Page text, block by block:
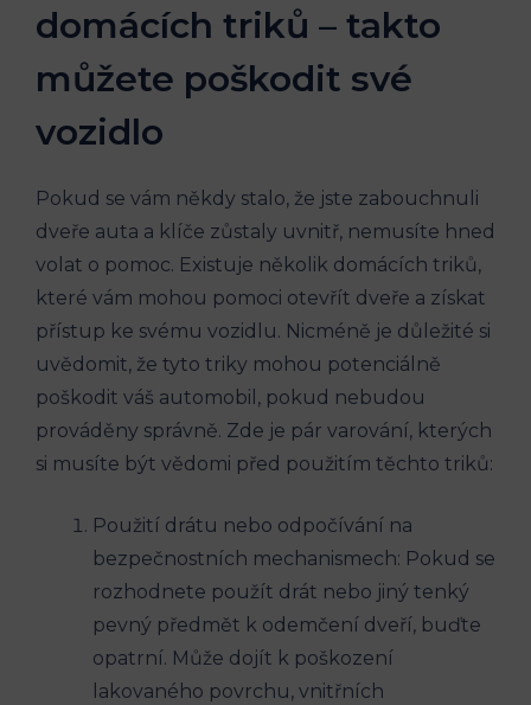
domácích triků – takto
můžete poškodit své
vozidlo
Pokud se vám někdy stalo, že jste zabouchnuli
dveře auta a klíče zůstaly uvnitř, nemusíte hned
volat o pomoc. Existuje několik domácích triků,
které vám mohou pomoci otevřít dveře a získat
přístup ke svému vozidlu. Nicméně je důležité si
uvědomit, že tyto triky mohou potenciálně
poškodit váš automobil, pokud nebudou
prováděny správně. Zde je pár varování, kterých
si musíte být vědomi před použitím těchto triků:
Použití drátu nebo odpočívání na
bezpečnostních mechanismech: Pokud se
rozhodnete použít drát nebo jiný tenký
pevný předmět k odemčení dveří, buďte
opatrní. Může dojít k poškození
lakovaného povrchu, vnitřních